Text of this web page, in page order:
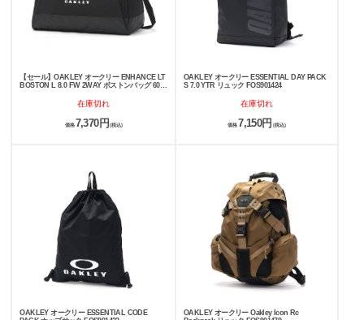
【セール】OAKLEY オークリー ENHANCE LT
BOSTON L 8.0 FW 2WAY ボストンバッグ 60L
在庫切れ
価格 7,370円(税込)
OAKLEY オークリー ESSENTIAL DAY PACK
S 7.0 YTR リュック FOS901424
在庫切れ
価格7,150円 (税込)
OAKLEY オークリー ESSENTIAL CODE
OAKLEY オークリー Oakley Icon Rc